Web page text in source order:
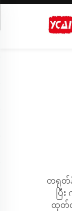
တရုတ်
ပြီ
ထုတ်လု